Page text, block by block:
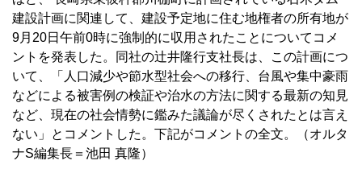
建設計画に関連して、建設予定地に住む地権者の所有地が
9月20日午前0時に強制的に収用されたことについてコメ
ントを発表した。同社の辻井隆行支社長は、この計画につ
いて、「人口減少や節水型社会への移行、台風や集中豪雨
などによる被害例の検証や治水の方法に関する最新の知見
など、現在の社会情勢に鑑みた議論が尽くされたとは言え
ない」とコメントした。下記がコメントの全文。（オルタ
ナS編集長＝池田 真隆）